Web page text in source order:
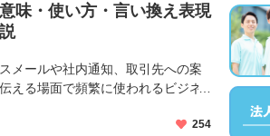
味・使い方・言い換え表現
メールや社内通知、取引先への案
える場面で頻繁に使われるビジネ
共有」との違い、「周知」の言い254